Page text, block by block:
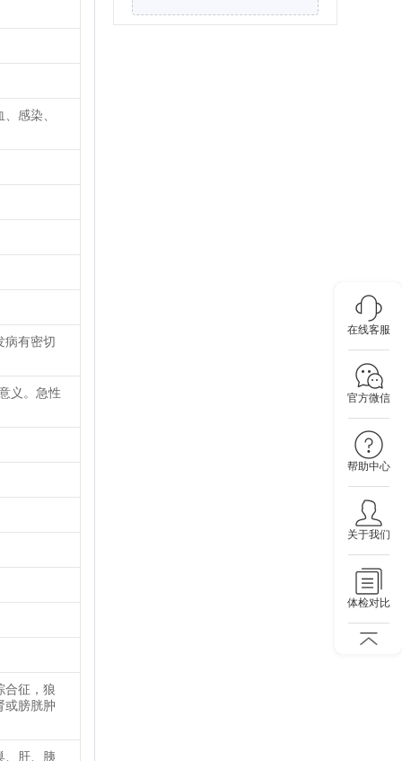
在线客服
官方微信
帮助中心
关于我们
体检对比
感染、
病有密切
义。急性
合征，狼
或膀胱肿
、肝、胰